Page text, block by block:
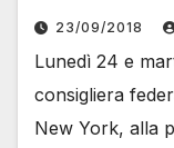
23/09/2018
Lunedì 24 e
consigliera
New York, alla